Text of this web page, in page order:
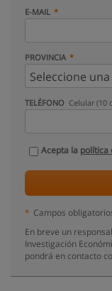
E-MAIL
PROVINCIA
TELÉFONO Celular (10
Acepta la política
* Campos
En breve un
Investigación
pondrá en contacto